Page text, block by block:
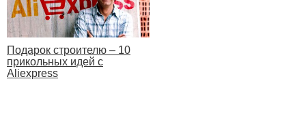
Подарок строителю – 10
прикольных идей с
Aliexpress